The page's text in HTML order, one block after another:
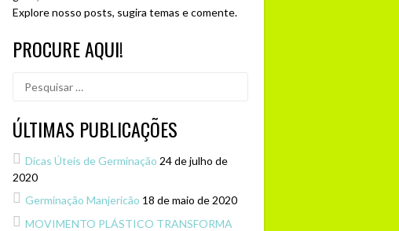
Explore nosso posts, sugira temas e comente.
PROCURE AQUI!
Pesquisar
ÚLTIMAS PUBLICAÇÕES
Dicas Úteis de Germinação 24 de julho de
2020
Germinação Manjericão 18 de maio de 2020
MOVIMENTO PLÁSTICO TRANSFORMA